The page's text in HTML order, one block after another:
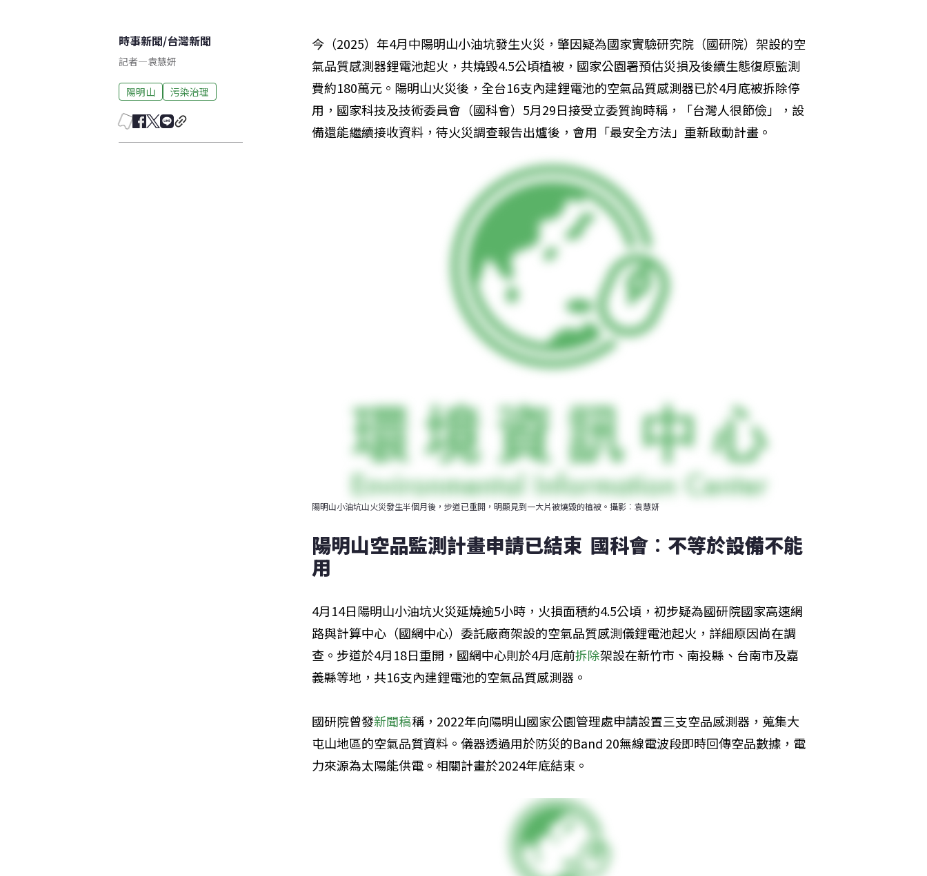
時事新聞/台灣新聞
記者—袁慧妍
陽明山 污染治理
今（2025）年4月中陽明山小油坑發生火災，肇因疑為國家實驗研究院（國研院）架設的空
氣品質感測器鋰電池起火，共燒毀4.5公頃植被，國家公園署預估災損及後續生態復原監測
費約180萬元。陽明山火災後，全台16支內建鋰電池的空氣品質感測器已於4月底被拆除停
用，國家科技及技術委員會（國科會）5月29日接受立委質詢時稱，「台灣人很節儉」，設
備還能繼續接收資料，待火災調查報告出爐後，會用「最安全方法」重新啟動計畫。
陽明山小油坑山火災發生半個月後，步道已重開，明顯見到一大片被燒毀的植被。攝影︰袁慧妍
陽明山空品監測計畫申請已結束  國科會︰不等於設備不能
用
4月14日陽明山小油坑火災延燒逾5小時，火損面積約4.5公頃，初步疑為國研院國家高速網
路與計算中心（國網中心）委託廠商架設的空氣品質感測儀鋰電池起火，詳細原因尚在調
查。步道於4月18日重開，國網中心則於4月底前拆除架設在新竹市、南投縣、台南市及嘉
義縣等地，共16支內建鋰電池的空氣品質感測器。
國研院曾發新聞稿稱，2022年向陽明山國家公園管理處申請設置三支空品感測器，蒐集大
屯山地區的空氣品質資料。儀器透過用於防災的Band 20無線電波段即時回傳空品數據，電
力來源為太陽能供電。相關計畫於2024年底結束。